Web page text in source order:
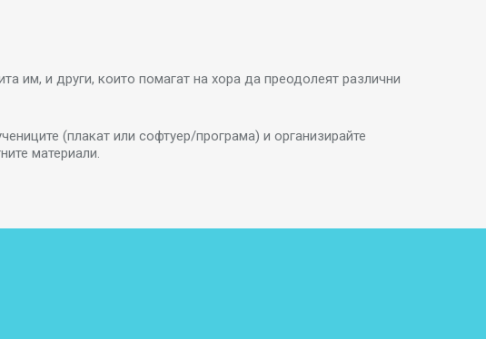
им, и други, които помагат на хора да преодолеят различни
(плакат или софтуер/програма) и организирайте
материали.